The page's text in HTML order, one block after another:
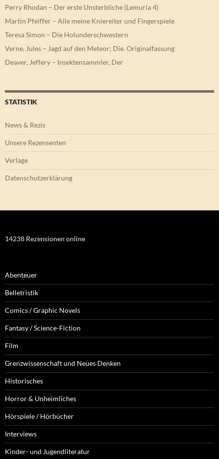
Perry Rhodan – Der erste Unsterbliche (Lemuria 4)
Martin Pfeiffer – Alle meine Kniereiter und Fingerspiele
Teresa Simon – Die Holunderschwestern
Verne, Jules – Jagd auf den Meteor; Die. Originalfassung
Deaver, Jeffery – Insektensammler, Der
STATISTIK
News & Rezis
Unsere Rezensenten
Verlage
Datenschutzerklärung
14238 Rezensionen online
Abenteuer
Belletristik
Comics / Graphic Novels
Fantasy / Science-Fiction
Film
Grenzwissenschaft und Neues Denken
Historisches
Horror & Unheimliches
Hörspiele / Hörbücher
Interviews
Kinder- und Jugendliteratur